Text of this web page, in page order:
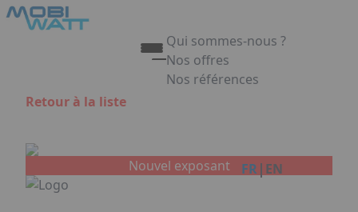
Aller au contenu principal
Qui sommes-nous ?
Nos offres
Nos références
FR | EN
Retour à la liste
Nouvel exposant
Panneau de gestion des cookies